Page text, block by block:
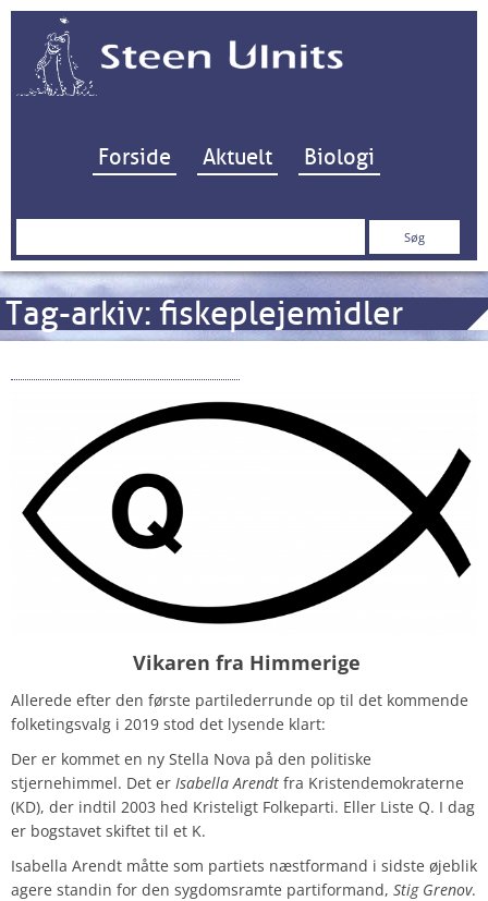
Hop til indhold
Forside Aktuelt Biologi
Søg
Tag-arkiv: fiskeplejemidler
Vikaren fra Himmerige
Allerede efter den første partilederrunde op til det kommende
folketingsvalg i 2019 stod det lysende klart:
Der er kommet en ny Stella Nova på den politiske
stjernehimmel. Det er Isabella Arendt fra Kristendemokraterne
(KD), der indtil 2003 hed Kristeligt Folkeparti. Eller Liste Q. I dag
er bogstavet skiftet til et K.
Isabella Arendt måtte som partiets næstformand i sidste øjeblik
agere standin for den sygdomsramte partiformand, Stig Grenov.